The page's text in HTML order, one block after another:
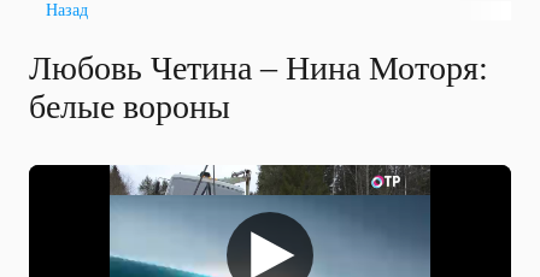
Назад
Любовь Четина – Нина Моторя:
белые вороны